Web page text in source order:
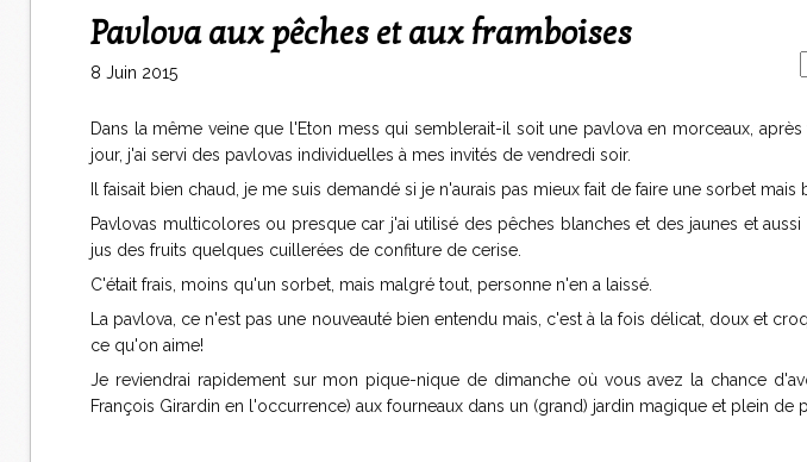
Pavlova aux pêches et aux framboises
8 Juin 2015
Dans la même veine que l'Eton mess qui semblerait-il soit une pavlova en morceaux,
jour, j'ai servi des pavlovas individuelles à mes invités de vendredi soir.
Il faisait bien chaud, je me suis demandé si je n'aurais pas mieux fait de faire une sorbet mais
Pavlovas multicolores ou presque car j'ai utilisé des pêches blanches et des jaunes et
jus des fruits quelques cuillerées de confiture de cerise.
C'était frais, moins qu'un sorbet, mais malgré tout, personne n'en a laissé.
La pavlova, ce n'est pas une nouveauté bien entendu mais, c'est à la fois délicat, doux et
ce qu'on aime!
Je reviendrai rapidement sur mon pique-nique de dimanche où vous avez la chance
François Girardin en l'occurrence) aux fourneaux dans un (grand) jardin magique et plein de